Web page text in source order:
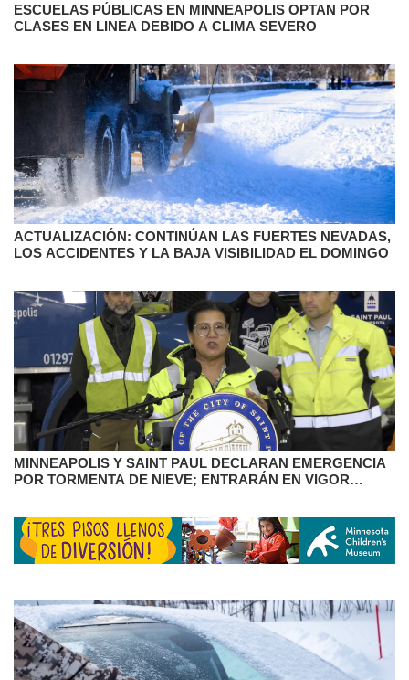
ESCUELAS PÚBLICAS EN MINNEAPOLIS OPTAN POR
CLASES EN LINEA DEBIDO A CLIMA SEVERO
ACTUALIZACIÓN: CONTINÚAN LAS FUERTES NEVADAS,
LOS ACCIDENTES Y LA BAJA VISIBILIDAD EL DOMINGO
MINNEAPOLIS Y SAINT PAUL DECLARAN EMERGENCIA
POR TORMENTA DE NIEVE; ENTRARÁN EN VIGOR